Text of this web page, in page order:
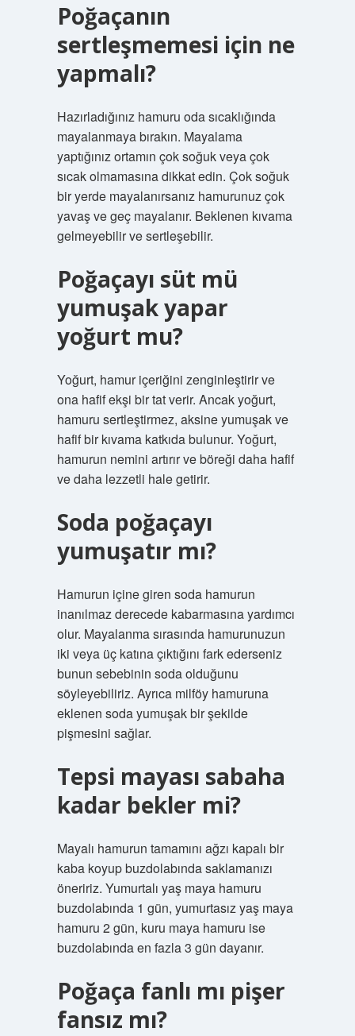
Poğaçanın
sertleşmemesi için ne
yapmalı?
Hazırladığınız hamuru oda sıcaklığında
mayalanmaya bırakın. Mayalama
yaptığınız ortamın çok soğuk veya çok
sıcak olmamasına dikkat edin. Çok soğuk
bir yerde mayalanırsanız hamurunuz çok
yavaş ve geç mayalanır. Beklenen kıvama
gelmeyebilir ve sertleşebilir.
Poğaçayı süt mü
yumuşak yapar
yoğurt mu?
Yoğurt, hamur içeriğini zenginleştirir ve
ona hafif ekşi bir tat verir. Ancak yoğurt,
hamuru sertleştirmez, aksine yumuşak ve
hafif bir kıvama katkıda bulunur. Yoğurt,
hamurun nemini artırır ve böreği daha hafif
ve daha lezzetli hale getirir.
Soda poğaçayı
yumuşatır mı?
Hamurun içine giren soda hamurun
inanılmaz derecede kabarmasına yardımcı
olur. Mayalanma sırasında hamurunuzun
iki veya üç katına çıktığını fark ederseniz
bunun sebebinin soda olduğunu
söyleyebiliriz. Ayrıca milföy hamuruna
eklenen soda yumuşak bir şekilde
pişmesini sağlar.
Tepsi mayası sabaha
kadar bekler mi?
Mayalı hamurun tamamını ağzı kapalı bir
kaba koyup buzdolabında saklamanızı
öneririz. Yumurtalı yaş maya hamuru
buzdolabında 1 gün, yumurtasız yaş maya
hamuru 2 gün, kuru maya hamuru ise
buzdolabında en fazla 3 gün dayanır.
Poğaça fanlı mı pişer
fansız mı?